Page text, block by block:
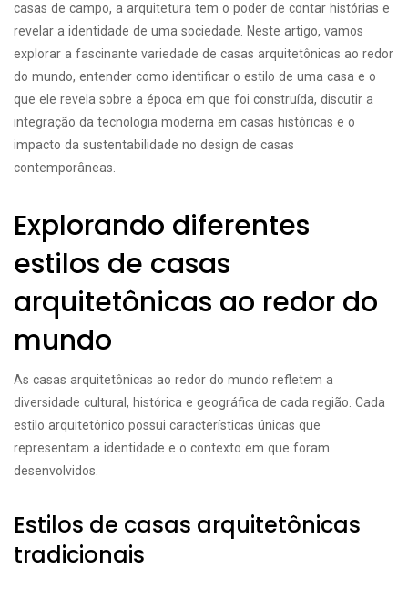
casas de campo, a arquitetura tem o poder de contar histórias e
revelar a identidade de uma sociedade. Neste artigo, vamos
explorar a fascinante variedade de casas arquitetônicas ao redor
do mundo, entender como identificar o estilo de uma casa e o
que ele revela sobre a época em que foi construída, discutir a
integração da tecnologia moderna em casas históricas e o
impacto da sustentabilidade no design de casas
contemporâneas.
Explorando diferentes
estilos de casas
arquitetônicas ao redor do
mundo
As casas arquitetônicas ao redor do mundo refletem a
diversidade cultural, histórica e geográfica de cada região. Cada
estilo arquitetônico possui características únicas que
representam a identidade e o contexto em que foram
desenvolvidos.
Estilos de casas arquitetônicas
tradicionais